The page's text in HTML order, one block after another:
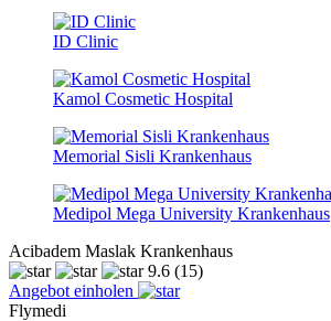
ID Clinic
Kamol Cosmetic Hospital
Memorial Sisli Krankenhaus
Medipol Mega University Krankenhaus
Acibadem Maslak Krankenhaus
9.6 (15)
Angebot einholen
Flymedi